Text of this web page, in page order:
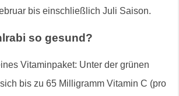
bis einschließlich Juli Saison.
so gesund?
Vitaminpaket: Unter der grünen
bis zu 65 Milligramm Vitamin C (pro